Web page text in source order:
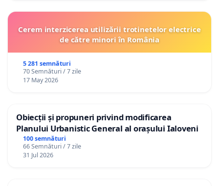
Cerem interzicerea utilizării trotinetelor electrice
de către minori în România
5 281 semnături
70 Semnături / 7 zile
17 May 2026
Obiecții și propuneri privind modificarea
Planului Urbanistic General al orașului Ialoveni
100 semnături
66 Semnături / 7 zile
31 Jul 2026